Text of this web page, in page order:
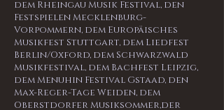
dem Rheingau Musik Festival, den
Festspielen Mecklenburg-
Vorpommern, dem Europäisches
Musikfest Stuttgart, dem Liedfest
Berlin/Oxford, dem Schwarzwald
Musikfestival, dem Bachfest Leipzig,
dem Menuhin Festival Gstaad, den
Max-Reger-Tage Weiden, dem
Oberstdorfer Musiksommer,der